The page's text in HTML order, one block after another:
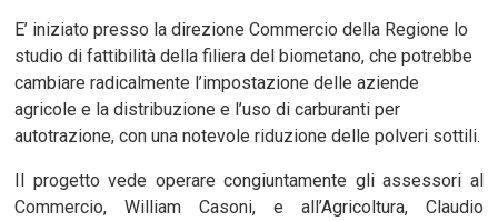
E’ iniziato presso la direzione Commercio della Regione lo
studio di fattibilità della filiera del biometano, che potrebbe
cambiare radicalmente l’impostazione delle aziende
agricole e la distribuzione e l’uso di carburanti per
autotrazione, con una notevole riduzione delle polveri sottili.
Il progetto vede operare congiuntamente gli assessori al
Commercio, William Casoni, e all’Agricoltura, Claudio